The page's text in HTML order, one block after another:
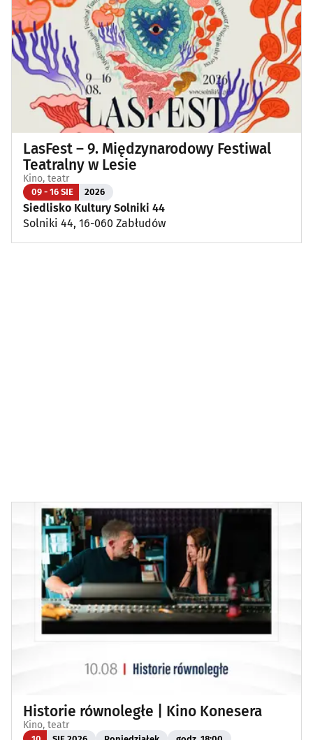
LasFest – 9. Międzynarodowy Festiwal
Teatralny w Lesie
Kino, teatr
09 - 16 SIE 2026
Siedlisko Kultury Solniki 44
Solniki 44, 16-060 Zabłudów
Historie równoległe | Kino Konesera
Kino, teatr